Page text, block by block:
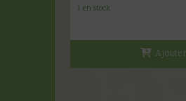
1 en stock